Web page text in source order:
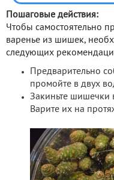
Пошаговые действия:
Чтобы самостоятельно
варенье из шишек,
следующих
Предварительно
промойте в двух
Закиньте шишечки
Варите их на